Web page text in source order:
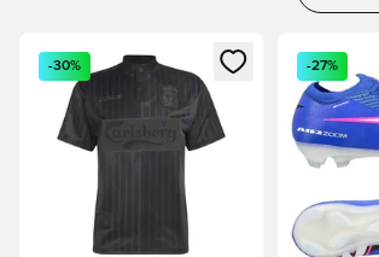
Åbner en Modal til at logge ind eller
-30%
Åbner en
-27%